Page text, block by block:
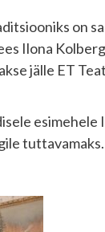
on
Ilona
jälle ET
esimehele
tuttavamaks.